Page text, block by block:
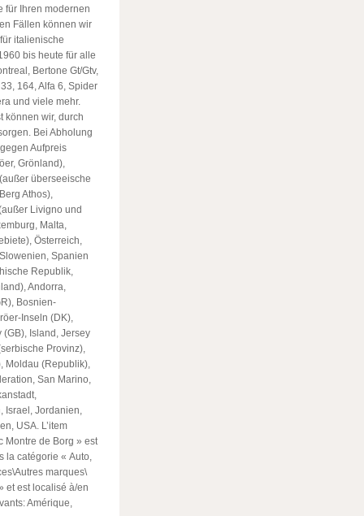
für Ihren modernen
Fällen können wir
italienische
bis heute für alle
Bertone Gt/Gtv,
164, Alfa 6, Spider
und viele mehr.
können wir, durch
Bei Abholung
Aufpreis
Grönland),
überseeische
Athos),
Livigno und
Malta,
Österreich,
Spanien
Republik,
Andorra,
Bosnien-
Inseln (DK),
Island, Jersey
Provinz),
Moldau (Republik),
San Marino,
Israel, Jordanien,
USA. L’item
Montre de Borg » est
la catégorie « Auto,
marques\
et est localisé à/en
Amérique,